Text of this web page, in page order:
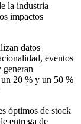
la industria
impactos
datos
eventos
un 20 % y un 50 %
óptimos de stock
entrega de